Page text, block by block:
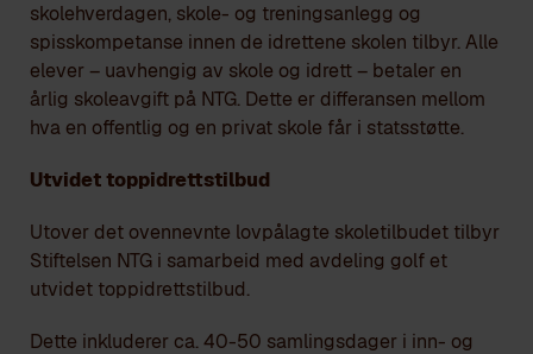
skolehverdagen, skole- og treningsanlegg og
spisskompetanse innen de idrettene skolen tilbyr. Alle
elever – uavhengig av skole og idrett – betaler en
årlig skoleavgift på NTG. Dette er differansen mellom
hva en offentlig og en privat skole får i statsstøtte.
Utvidet toppidrettstilbud
Utover det ovennevnte lovpålagte skoletilbudet tilbyr
Stiftelsen NTG i samarbeid med avdeling golf et
utvidet toppidrettstilbud.
Dette inkluderer ca. 40-50 samlingsdager i inn- og